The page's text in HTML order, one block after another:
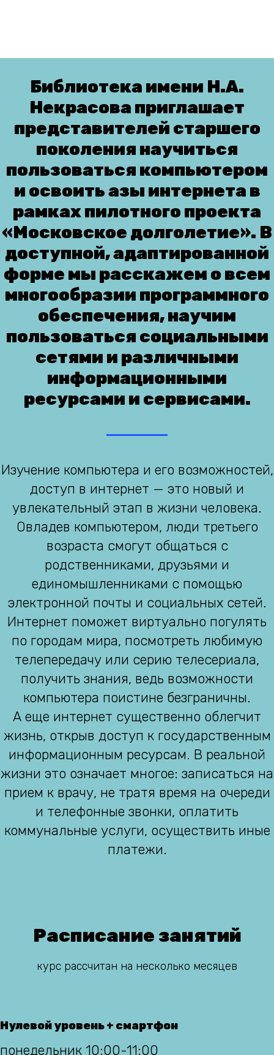
Библиотека имени Н.А.
Некрасова приглашает
представителей старшего
поколения научиться
пользоваться компьютером
и освоить азы интернета в
рамках пилотного проекта
«Московское долголетие». В
доступной, адаптированной
форме мы расскажем о всем
многообразии программного
обеспечения, научим
пользоваться социальными
сетями и различными
информационными
ресурсами и сервисами.
Изучение компьютера и его возможностей,
доступ в интернет — это новый и
увлекательный этап в жизни человека.
Овладев компьютером, люди третьего
возраста смогут общаться с
родственниками, друзьями и
единомышленниками с помощью
электронной почты и социальных сетей.
Интернет поможет виртуально погулять
по городам мира, посмотреть любимую
телепередачу или серию телесериала,
получить знания, ведь возможности
компьютера поистине безграничны.
А еще интернет существенно облегчит
жизнь, открыв доступ к государственным
информационным ресурсам. В реальной
жизни это означает многое: записаться на
прием к врачу, не тратя время на очереди
и телефонные звонки, оплатить
коммунальные услуги, осуществить иные
платежи.
Расписание занятий
курс рассчитан на несколько месяцев
Нулевой уровень + смартфон
понедельник 10:00-11:00